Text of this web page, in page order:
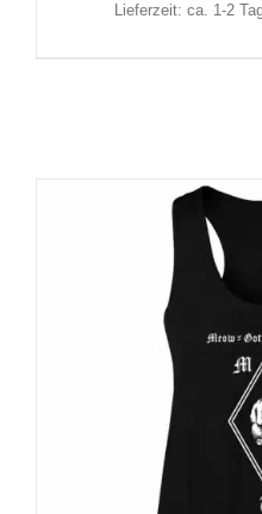
Lieferzeit: ca. 1-2